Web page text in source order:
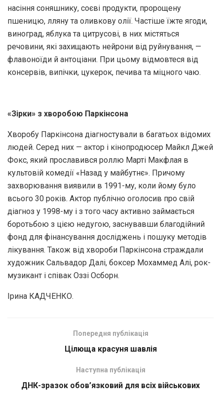
насіння соняшнику, соєві продукти, пророщену
пшеницю, лляну та оливкову олії. Частіше їжте ягоди,
виноград, яблука та цитрусові, в них містяться
речовини, які захищають нейрони від руйнування, —
флавоноїди й антоціани. При цьому відмовтеся від
консервів, випічки, цукерок, печива та міцного чаю.
«Зірки» з хворобою Паркінсона
Хворобу Паркінсона діагностували в багатьох відомих
людей. Серед них — актор і кінопродюсер Майкл Джей
Фокс, який прославився роллю Марті Макфлая в
культовій комедії «Назад у майбутнє». Причому
захворювання виявили в 1991-му, коли йому було
всього 30 років. Актор публічно оголосив про свій
діагноз у 1998-му і з того часу активно займається
боротьбою з цією недугою, заснувавши благодійний
фонд для фінансування досліджень і пошуку методів
лікування. Також від хвороби Паркінсона страждали
художник Сальвадор Далі, боксер Мохаммед Алі, рок-
музикант і співак Оззі Осборн.
Ірина КАДЧЕНКО.
Попередня публікація
Цілюща красуня шавлія
Наступна публікація
ДНК-зразок обов’язковий для всіх військових